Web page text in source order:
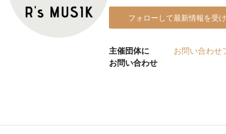
フォローして最新情報を受
主催団体に
お問い合わせ
お問い合わせ